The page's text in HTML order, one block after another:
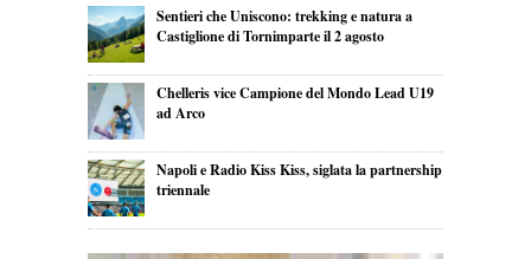
Sentieri che Uniscono: trekking e natura a
Castiglione di Tornimparte il 2 agosto
Chelleris vice Campione del Mondo Lead U19
ad Arco
Napoli e Radio Kiss Kiss, siglata la partnership
triennale